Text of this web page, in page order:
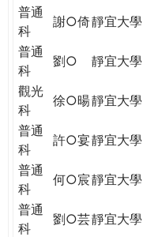
普通
科
謝○倚靜宜大學
普通
科
劉○ 靜宜大學
觀光
科
徐○暘靜宜大學
普通
科
許○宴靜宜大學
普通
科
何○宸靜宜大學
普通
科
劉○芸靜宜大學